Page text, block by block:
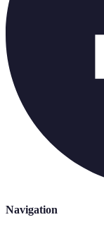
Navigation